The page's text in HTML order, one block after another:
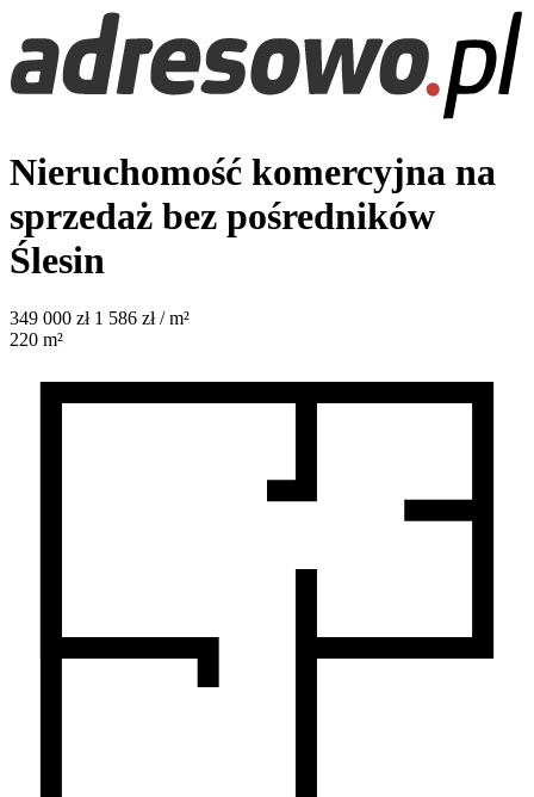
Nieruchomość komercyjna na
sprzedaż bez pośredników
Ślesin
349 000 zł 1 586 zł / m²
220 m²